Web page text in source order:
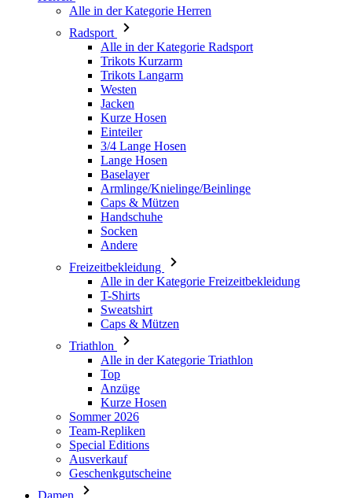
Trikots Langarm
Westen
Jacken
Kurze Hosen
Einteiler
3/4 Lange Hosen
Lange Hosen
Baselayer
Armlinge/Knielinge/Beinlinge
Caps & Mützen
Handschuhe
Socken
Andere
Freizeitbekleidung
Alle in der Kategorie Freizeitbekleidung
T-Shirts
Sweatshirt
Caps & Mützen
Triathlon
Alle in der Kategorie Triathlon
Top
Anzüge
Kurze Hosen
Sommer 2026
Team-Repliken
Special Editions
Ausverkauf
Geschenkgutscheine
Damen
Alle in der Kategorie Damen
Radsport
Alle in der Kategorie Radsport